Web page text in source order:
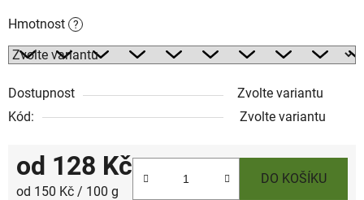
Hmotnost ?
Dostupnost
Zvolte variantu
Kód:
Zvolte variantu
od 128 Kč
Měrná cena:
od 150 Kč / 100 g
DO KOŠÍKU